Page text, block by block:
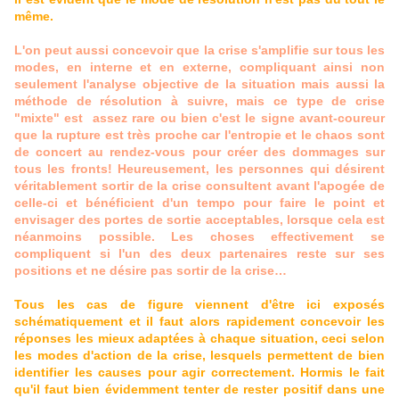
même.
L'on peut aussi concevoir que la crise s'amplifie sur tous les
modes, en interne et en externe, compliquant ainsi non
seulement l'analyse objective de la situation mais aussi la
méthode de résolution à suivre, mais ce type de crise
"mixte" est assez rare ou bien c'est le signe avant-coureur
que la rupture est très proche car l'entropie et le chaos sont
de concert au rendez-vous pour créer des dommages sur
tous les fronts! Heureusement, les personnes qui désirent
véritablement sortir de la crise consultent avant l'apogée de
celle-ci et bénéficient d'un tempo pour faire le point et
envisager des portes de sortie acceptables, lorsque cela est
néanmoins possible. Les choses effectivement se
compliquent si l'un des deux partenaires reste sur ses
positions et ne désire pas sortir de la crise…
Tous les cas de figure viennent d'être ici exposés
schématiquement et il faut alors rapidement concevoir les
réponses les mieux adaptées à chaque situation, ceci selon
les modes d'action de la crise, lesquels permettent de bien
identifier les causes pour agir correctement. Hormis le fait
qu'il faut bien évidemment tenter de rester positif dans une